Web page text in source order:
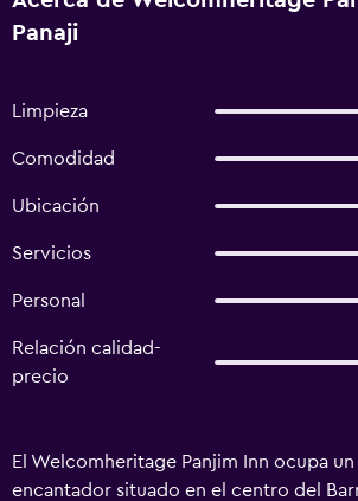
Panaji
Limpieza
Comodidad
Ubicación
Servicios
Personal
Relación calidad-
precio
El Welcomheritage Panjim Inn ocupa
encantador situado en el centro del